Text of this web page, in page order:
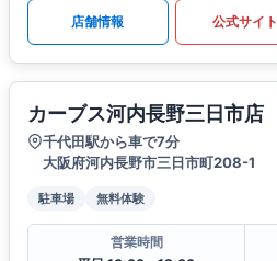
店舗情報 公式サイト
カーブス河内長野三日市店
千代田駅から車で7分
大阪府河内長野市三日市町208-1
駐車場 無料体験
営業時間